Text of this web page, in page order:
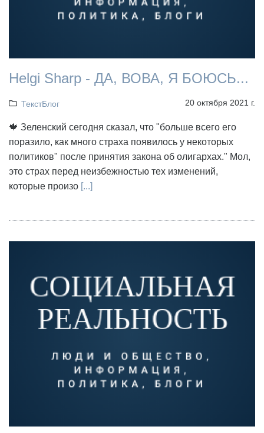
Helgi Sharp - ДА, ВОВА, Я БОЮСЬ...
ТекстБлог 20 октября 2021 г.
🍁 Зеленский сегодня сказал, что "больше всего его
поразило, как много страха появилось у некоторых
политиков" после принятия закона об олигархах." Мол,
это страх перед неизбежностью тех изменений,
которые произо [...]